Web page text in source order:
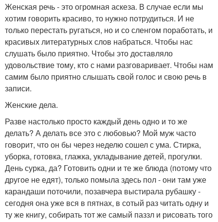
Женская речь - это огромная аскеза. В случае если мы
хотим говорить красиво, то нужно потрудиться. И не
только перестать ругаться, но и со сленгом поработать, и
красивых литературных слов набраться. Чтобы нас
слушать было приятно. Чтобы это доставляло
удовольствие тому, кто с нами разговаривает. Чтобы нам
самим было приятно слышать свой голос и свою речь в
записи.
Женские дела.
Разве настолько просто каждый день одно и то же
делать? А делать все это с любовью? Мой муж часто
говорит, что он бы через неделю сошел с ума. Стирка,
уборка, готовка, глажка, укладывание детей, прогулки.
День сурка, да? Готовить одни и те же блюда (потому что
другое не едят), только помыла здесь пол - они там уже
карандаши поточили, позавчера выстирала рубашку -
сегодня она уже вся в пятнах, в сотый раз читать одну и
ту же книгу, собирать тот же самый паззл и рисовать того